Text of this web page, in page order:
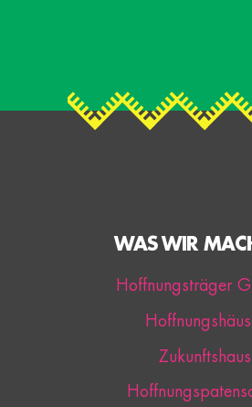
WAS WIR
Hoffnungsträger
Zukunftshaus